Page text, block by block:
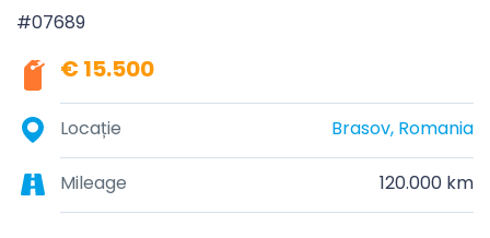
#07689
€ 15.500
Locație Brasov, Romania
Mileage 120.000 km